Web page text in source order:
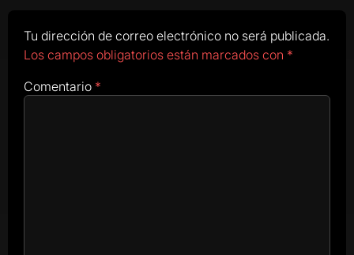
Tu dirección de correo electrónico no será publicada.
Los campos obligatorios están marcados con *
Comentario *